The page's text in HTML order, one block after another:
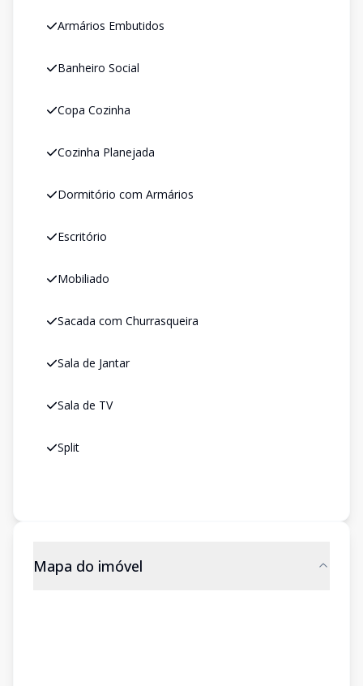
Armários Embutidos
Banheiro Social
Copa Cozinha
Cozinha Planejada
Dormitório com Armários
Escritório
Mobiliado
Sacada com Churrasqueira
Sala de Jantar
Sala de TV
Split
Mapa do imóvel